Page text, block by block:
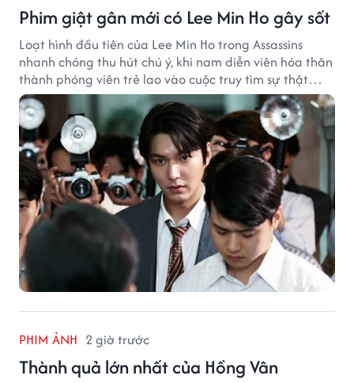
Phim giật gân mới có Lee Min Ho gây sốt
Loạt hình đầu tiên của Lee Min Ho trong Assassins
nhanh chóng thu hút chú ý, khi nam diễn viên hóa thân
thành phóng viên trẻ lao vào cuộc truy tìm sự thật
phía sau một vụ ám sát gây chấn động Hàn Quốc.
PHIM ẢNH 2 giờ trước
Thành quả lớn nhất của Hồng Vân